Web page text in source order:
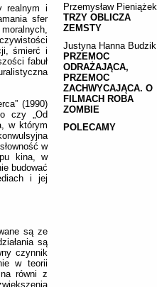
Przemysław Pieniążek
TRZY OBLICZA
ZEMSTY
Justyna Hanna Budzik
PRZEMOC
ODRAŻAJĄCA,
PRZEMOC
ZACHWYCAJĄCA. O
FILMACH ROBA
ZOMBIE
POLECAMY
realnym i
sfer
śmierć i
fabuł
(1990)
czy „Od
w którym
w
kina, w
budować
i jej
są ze
są
czynnik
w teorii
równi z